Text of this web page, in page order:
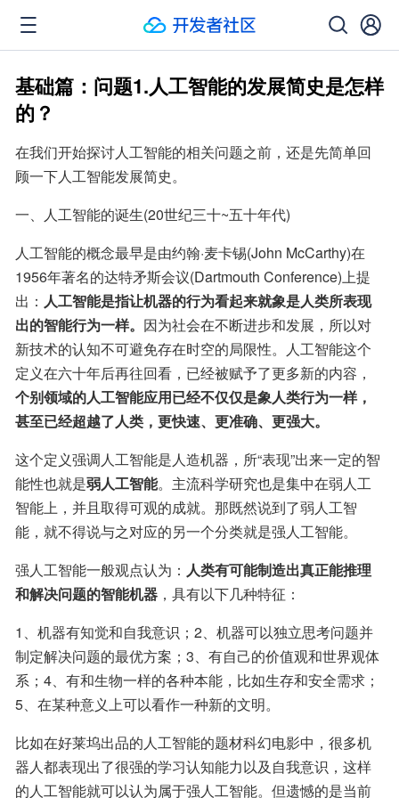
基础篇：问题1.人工智能的发展简史是怎样
的？
在我们开始探讨人工智能的相关问题之前，还是先简单回
顾一下人工智能发展简史。
一、人工智能的诞生(20世纪三十~五十年代)
人工智能的概念最早是由约翰·麦卡锡(John McCarthy)在
1956年著名的达特矛斯会议(Dartmouth Conference)上提
出： 人工智能是指让机器的行为看起来就象是人类所表现
出的智能行为一样。 因为社会在不断进步和发展，所以对
新技术的认知不可避免存在时空的局限性。人工智能这个
定义在六十年后再往回看，已经被赋予了更多新的内容，
个别领域的人工智能应用已经不仅仅是象人类行为一样，
甚至已经超越了人类，更快速、更准确、更强大。
这个定义强调人工智能是人造机器，所“表现”出来一定的智
能性也就是弱人工智能。主流科学研究也是集中在弱人工
智能上，并且取得可观的成就。那既然说到了弱人工智
能，就不得说与之对应的另一个分类就是强人工智能。
强人工智能一般观点认为： 人类有可能制造出真正能推理
和解决问题的智能机器 ，具有以下几种特征：
1、机器有知觉和自我意识；2、机器可以独立思考问题并
制定解决问题的最优方案；3、有自己的价值观和世界观体
系；4、有和生物一样的各种本能，比如生存和安全需求；
5、在某种意义上可以看作一种新的文明。
比如在好莱坞出品的人工智能的题材科幻电影中，很多机
器人都表现出了很强的学习认知能力以及自我意识，这样
的人工智能就可以认为属于强人工智能。但遗憾的是当前